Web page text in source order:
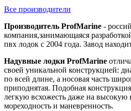
Все производители
Производитель ProfMarine -
компания,занимающаяся
пвх лодок с 2004 года. Завод
Надувные лодки ProfMarine
своей уникальной конструкцией:
по всей длине, а носовая часть
приподнятая. Подобная
легкую всхожесть даже на
мореходность и маневренность.